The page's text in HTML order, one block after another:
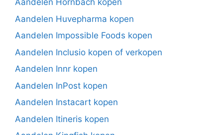
Aandelen Hornbach kopen
Aandelen Huvepharma kopen
Aandelen Impossible Foods kopen
Aandelen Inclusio kopen of verkopen
Aandelen Innr kopen
Aandelen InPost kopen
Aandelen Instacart kopen
Aandelen Itineris kopen